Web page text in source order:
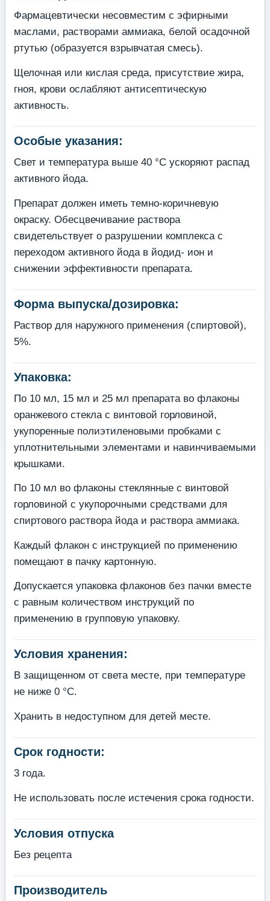
Фармацевтически несовместим с эфирными
маслами, растворами аммиака, белой осадочной
ртутью (образуется взрывчатая смесь).
Щелочная или кислая среда, присутствие жира,
гноя, крови ослабляют антисептическую
активность.
Особые указания:
Свет и температура выше 40 °С ускоряют распад
активного йода.
Препарат должен иметь темно-коричневую
окраску. Обесцвечивание раствора
свидетельствует о разрушении комплекса с
переходом активного йода в йодид- ион и
снижении эффективности препарата.
Форма выпуска/дозировка:
Раствор для наружного применения (спиртовой),
5%.
Упаковка:
По 10 мл, 15 мл и 25 мл препарата во флаконы
оранжевого стекла с винтовой горловиной,
укупоренные полиэтиленовыми пробками с
уплотнительными элементами и навинчиваемыми
крышками.
По 10 мл во флаконы стеклянные с винтовой
горловиной с укупорочными средствами для
спиртового раствора йода и раствора аммиака.
Каждый флакон с инструкцией по применению
помещают в пачку картонную.
Допускается упаковка флаконов без пачки вместе
с равным количеством инструкций по
применению в групповую упаковку.
Условия хранения:
В защищенном от света месте, при температуре
не ниже 0 °С.
Хранить в недоступном для детей месте.
Срок годности:
3 года.
Не использовать после истечения срока годности.
Условия отпуска
Без рецепта
Производитель